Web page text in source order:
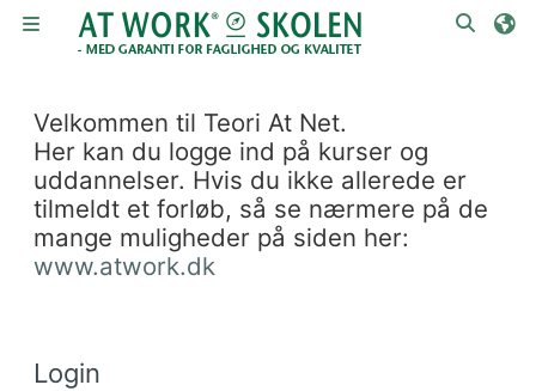
Skip to main content
Side panel
Velkommen til Teori At Net.
Her kan du logge ind på kurser og
uddannelser. Hvis du ikke allerede er
tilmeldt et forløb, så se nærmere på de
mange muligheder på siden her:
www.atwork.dk
Blocks
Login